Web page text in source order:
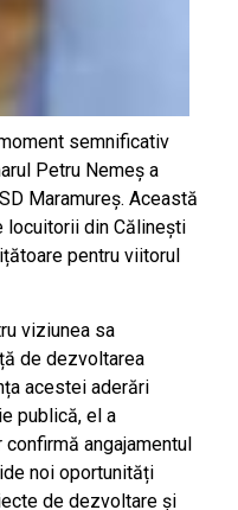
semnificativ
Petru Nemeș a
Maramureș. Această
din Călinești
pentru viitorul
viziunea sa
de dezvoltarea
acestei aderări
publică, el a
angajamentul
noi oportunități
de dezvoltare și